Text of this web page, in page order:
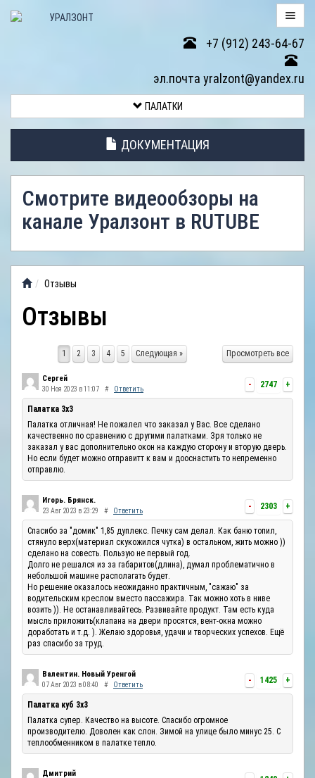
+7 (912) 243-64-67
эл.почта yralzont@yandex.ru
ТОВАРА
ПАЛАТОК
АНТИДОЖДЕВЫЕ
ТЕНТЫ
ВИДЕООБЗОР
ОТЗЫВЫ
ПАЛАТКИ
ДОКУМЕНТАЦИЯ
Смотрите видеообзоры на
канале Уралзонт в RUTUBE
Отзывы
Отзывы
Просмотреть все
1 2 3 4 5 Следующая »
- 2747 +
Сергей
30 Ноя 2023 в 11:07 # Ответить
Палатка 3х3
Палатка отличная! Не пожалел что заказал у Вас. Все сделано
качественно по сравнению с другими палатками. Зря только не
заказал у вас дополнительно окон на каждую сторону и вторую дверь.
Но если будет можно отправитт к вам и дооснастить то непременно
отправлю.
- 2303 +
Игорь. Брянск.
23 Авг 2023 в 23:29 # Ответить
Спасибо за "домик" 1,85 дуплекс. Печку сам делал. Как баню топил,
стянуло верх(материал скукожился чутка) в остальном, жить можно ))
сделано на совесть. Пользую не первый год.
Долго не решался из за габаритов(длина), думал проблематично в
небольшой машине располагать будет.
Но решение оказалось неожиданно практичным, "сажаю" за
водительским креслом вместо пассажира. Так можно хоть в ниве
возить )). Не останавливайтесь. Развивайте продукт. Там есть куда
мысль приложить(клапана на двери просятся, вент-окна можно
доработать и т.д. ). Желаю здоровья, удачи и творческих успехов. Ещё
раз спасибо за труд.
- 1425 +
Валентин. Новый Уренгой
07 Авг 2023 в 08:40 # Ответить
Палатка куб 3х3
Палатка супер. Качество на высоте. Спасибо огромное
производителю. Доволен как слон. Зимой на улице было минус 25. С
теплообменником в палатке тепло.
Дмитрий